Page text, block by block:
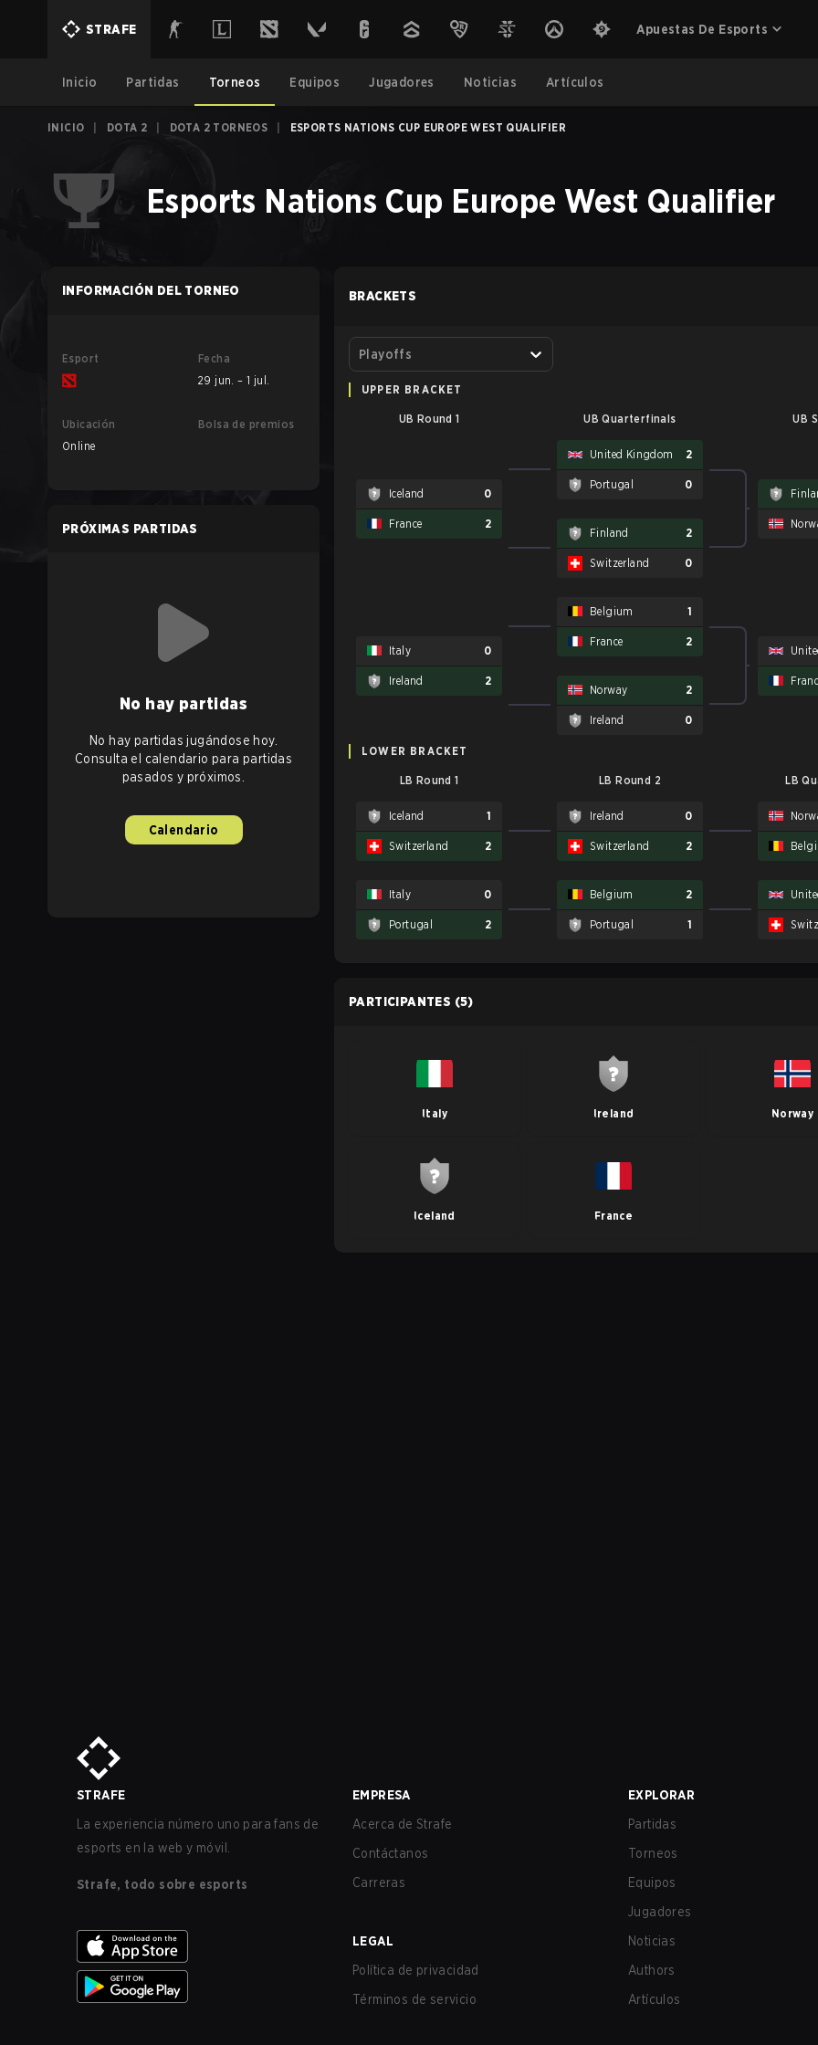
STRAFE Apuestas De Esports
Inicio Partidas Torneos Equipos Jugadores Noticias Artículos
INICIO DOTA 2 DOTA 2 TORNEOS ESPORTS NATIONS CUP EUROPE WEST QUALIFIER
Esports Nations Cup Europe West Qualifier
INFORMACIÓN DEL TORNEO
Esport
Fecha
29 jun. – 1 jul.
Ubicación
Online
Bolsa de premios
PRÓXIMAS PARTIDAS
No hay partidas
No hay partidas jugándose hoy.
Consulta el calendario para partidas
pasados y próximos.
Calendario
BRACKETS
Playoffs
UPPER BRACKET
UB Round 1 UB Quarterfinals UB
Iceland 0
France 2
Italy 0
Ireland 2
United Kingdom 2
Portugal 0
Finland 2
Switzerland 0
Belgium 1
France 2
Norway 2
Ireland 0
LOWER BRACKET
LB Round 1 LB Round 2 LB
Iceland 1
Switzerland 2
Italy 0
Portugal 2
Ireland 0
Switzerland 2
Belgium 2
Portugal 1
PARTICIPANTES (5)
Italy Ireland Norway
Iceland France
STRAFE
La experiencia número uno para fans de
esports en la web y móvil.
Strafe, todo sobre esports
EMPRESA
Acerca de Strafe
Contáctanos
Carreras
LEGAL
Política de privacidad
Términos de servicio
EXPLORAR
Partidas
Torneos
Equipos
Jugadores
Noticias
Authors
Artículos